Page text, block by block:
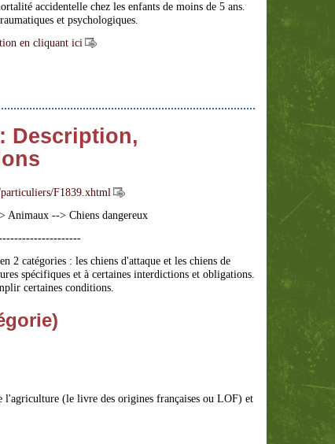
accidentelle chez les enfants de moins de 5 ans.
et psychologiques.
en cliquant ici
Description,
F1839.xhtml
--> Chiens dangereux
2 catégories : les chiens d'attaque et les chiens de
spécifiques et à certaines interdictions et obligations.
certaines conditions.
(le livre des origines françaises ou LOF) et